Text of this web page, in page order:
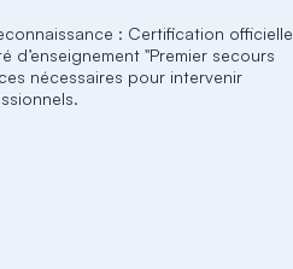
: Certification officielle
d’enseignement "Premier secours
nécessaires pour intervenir